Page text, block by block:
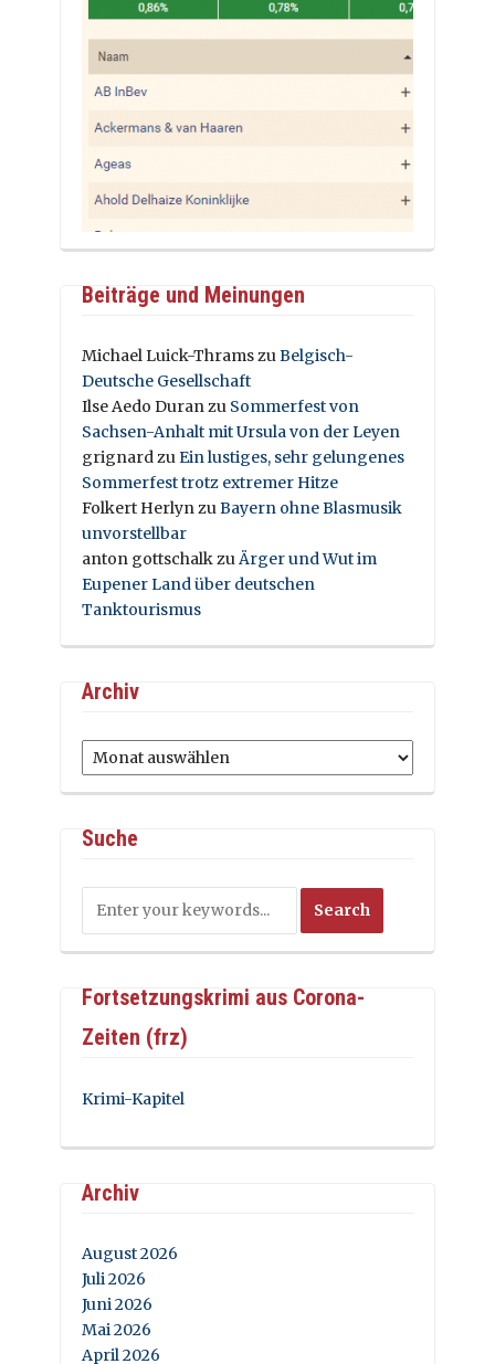
Beiträge und Meinungen
Michael Luick-ThramszuBelgisch-
Deutsche Gesellschaft
Ilse Aedo Duranzu Sommerfest von
Sachsen-Anhalt mit Ursula von der Leyen
grignardzuEin lustiges, sehr gelungenes
Sommerfest trotz extremer Hitze
Folkert HerlynzuBayern ohne Blasmusik
unvorstellbar
anton gottschalkzuÄrger und Wut im
Eupener Land über deutschen
Tanktourismus
Archiv
Archiv
Suche
Fortsetzungskrimi aus Corona-
Zeiten (frz)
Krimi-Kapitel
Archiv
August 2026
Juli 2026
Juni 2026
Mai 2026
April 2026